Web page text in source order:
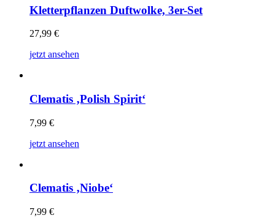
Kletterpflanzen Duftwolke, 3er-Set
27,99 €
jetzt ansehen
Clematis ‚Polish Spirit‘
7,99 €
jetzt ansehen
Clematis ‚Niobe‘
7,99 €